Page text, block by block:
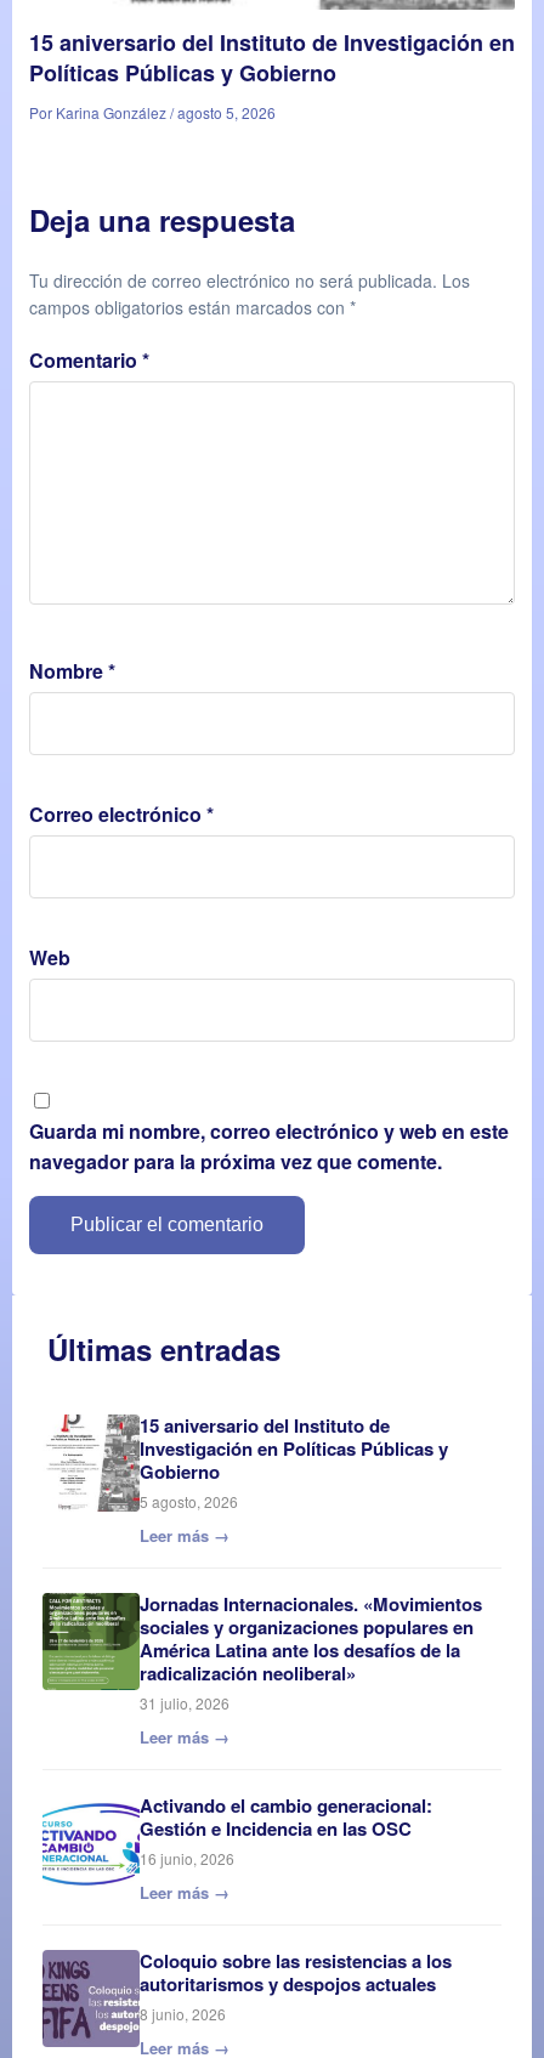
15 aniversario del Instituto de Investigación en
Políticas Públicas y Gobierno
Por Karina González / agosto 5, 2026
Deja una respuesta
Tu dirección de correo electrónico no será publicada. Los
campos obligatorios están marcados con *
Comentario *
Nombre*
Correo electrónico *
Web
Guarda mi nombre, correo electrónico y web en este
navegador para la próxima vez que comente.
Últimas entradas
15 aniversario del Instituto de
Investigación en Políticas Públicas y
Gobierno
5 agosto, 2026
Leer más →
Jornadas Internacionales. «Movimientos
sociales y organizaciones populares en
América Latina ante los desafíos de la
radicalización neoliberal»
31 julio, 2026
Leer más →
Activando el cambio generacional:
Gestión e Incidencia en las OSC
16 junio, 2026
Leer más →
Coloquio sobre las resistencias a los
autoritarismos y despojos actuales
8 junio, 2026
Leer más →